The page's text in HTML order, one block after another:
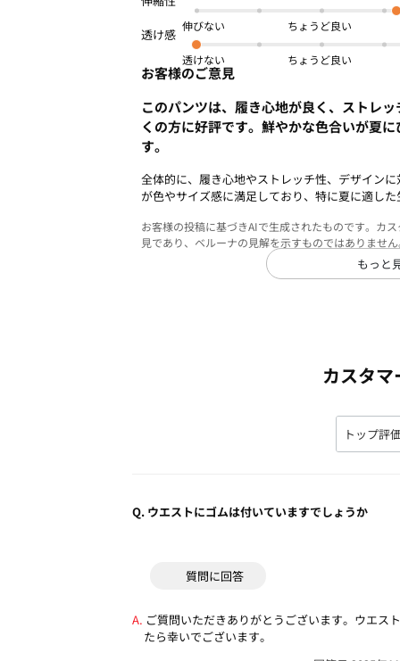
伸びない
透けない
お客様のご意見
このパンツは、履き心地が良く、ストレ
くの方に好評です。鮮やかな色合いが夏
す。
全体的に、履き心地やストレッチ性、デザイン
が色やサイズ感に満足しており、特に夏に適し
お客様の投稿に基づきAIで生成されたものです。カ
見であり、ベルーナの見解を示すものではありませ
もっと
カスタ
Q. ウエストにゴムは付いていますでしょうか
ご質問いただきありがとうございます。ウエス
たら幸いでございます。
質問に回答